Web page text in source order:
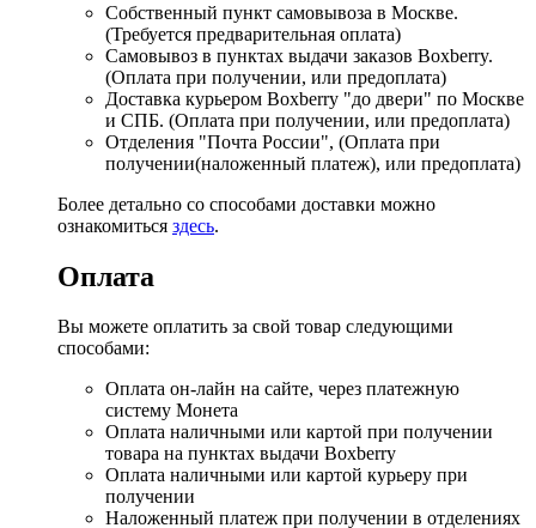
Собственный пункт самовывоза в Москве.
(Требуется предварительная оплата)
Самовывоз в пунктах выдачи заказов Boxberry.
(Оплата при получении, или предоплата)
Доставка курьером Boxberry "до двери" по Москве
и СПБ. (Оплата при получении, или предоплата)
Отделения "Почта России", (Оплата при
получении(наложенный платеж), или предоплата)
Более детально со способами доставки можно
ознакомиться здесь.
Оплата
Вы можете оплатить за свой товар следующими
способами:
Оплата он-лайн на сайте, через платежную
систему Монета
Оплата наличными или картой при получении
товара на пунктах выдачи Boxberry
Оплата наличными или картой курьеру при
получении
Наложенный платеж при получении в отделениях